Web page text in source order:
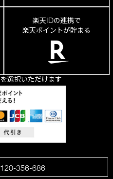
楽天IDの連携で
楽天ポイントが貯まる
選択いただけます
356-686